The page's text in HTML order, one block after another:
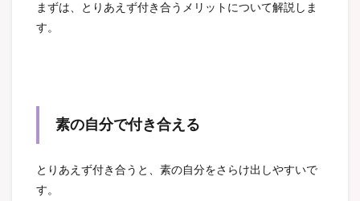
まずは、とりあえず付き合うメリットについて解説しま
す。
素の自分で付き合える
とりあえず付き合うと、素の自分をさらけ出しやすいで
す。